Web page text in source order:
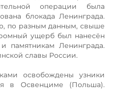
операции была
блокада Ленинграда.
по разным данным, свыше
ущерб был нанесён
памятникам Ленинграда.
славы России.
освобождены узники
в Освенциме (Польша).